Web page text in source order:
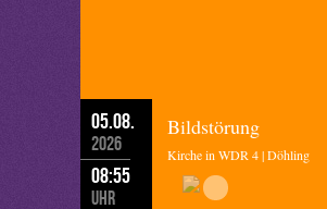
05.08.
2026
08:55
Uhr
Bildstörung
Kirche in WDR 4 | Döhling